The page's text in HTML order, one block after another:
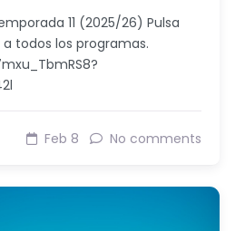
11 (2025/26) Pulsa
todos los programas.
Feb 8 No comments